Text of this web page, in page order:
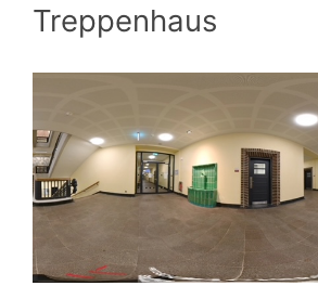
Treppenhaus